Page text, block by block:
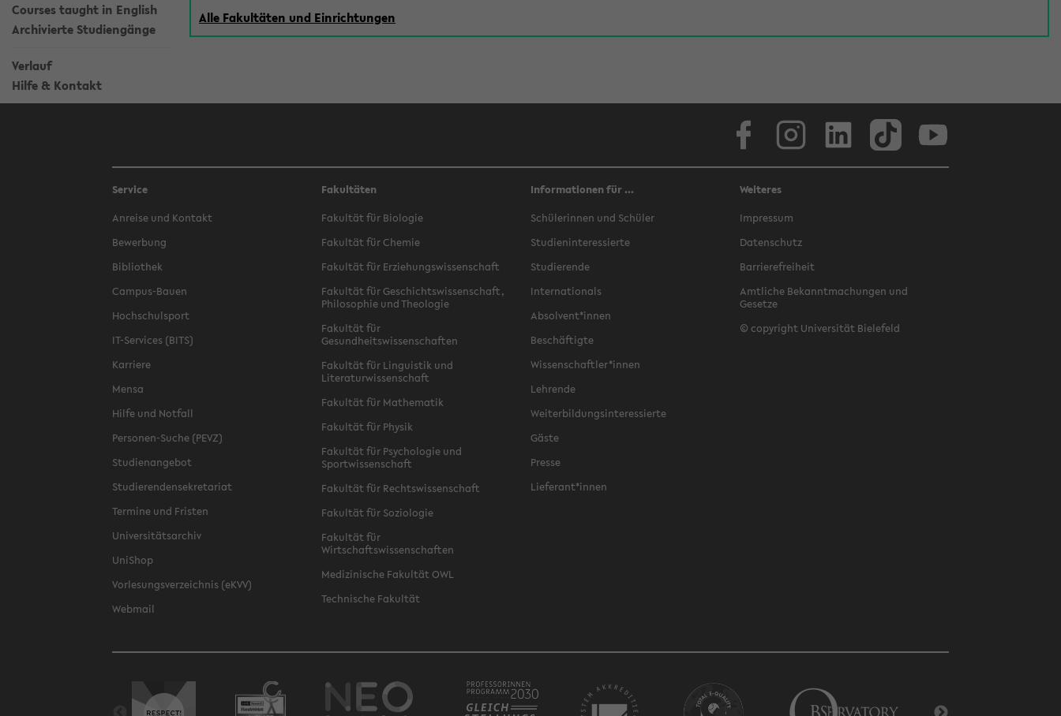
Courses taught in English
Archivierte Studiengänge
Verlauf
Hilfe & Kontakt
Alle Fakultäten und Einrichtungen
Service
Anreise und Kontakt
Bewerbung
Bibliothek
Campus-Bauen
Hochschulsport
IT-Services (BITS)
Karriere
Mensa
Hilfe und Notfall
Personen-Suche (PEVZ)
Studienangebot
Studierendensekretariat
Termine und Fristen
Universitätsarchiv
UniShop
Vorlesungsverzeichnis (eKVV)
Webmail
Fakultäten
Fakultät für Biologie
Fakultät für Chemie
Fakultät für Erziehungswissenschaft
Fakultät für Geschichtswissenschaft,
Philosophie und Theologie
Fakultät für
Gesundheitswissenschaften
Fakultät für Linguistik und
Literaturwissenschaft
Fakultät für Mathematik
Fakultät für Physik
Fakultät für Psychologie und
Sportwissenschaft
Fakultät für Rechtswissenschaft
Fakultät für Soziologie
Fakultät für
Wirtschaftswissenschaften
Medizinische Fakultät OWL
Technische Fakultät
Informationen für ...
Schülerinnen und Schüler
Studieninteressierte
Studierende
Internationals
Absolvent*innen
Beschäftigte
Wissenschaftler*innen
Lehrende
Weiterbildungsinteressierte
Gäste
Presse
Lieferant*innen
Weiteres
Impressum
Datenschutz
Barrierefreiheit
Amtliche Bekanntmachungen und
Gesetze
© copyright Universität Bielefeld